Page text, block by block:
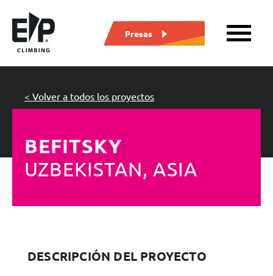
Presas
BEFITSKY
UZBEKISTAN, ASIA
< Volver a todos los proyectos
DESCRIPCIÓN DEL PROYECTO